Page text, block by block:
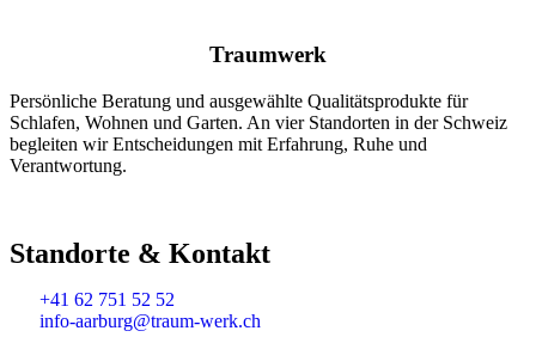
Traumwerk
Persönliche Beratung und ausgewählte Qualitätsprodukte für
Schlafen, Wohnen und Garten. An vier Standorten in der Schweiz
begleiten wir Entscheidungen mit Erfahrung, Ruhe und
Verantwortung.
Standorte & Kontakt
+41 62 751 52 52
info-aarburg@traum-werk.ch